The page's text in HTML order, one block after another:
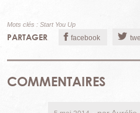
Mots clés : Start You Up
PARTAGER facebook
COMMENTAIRES